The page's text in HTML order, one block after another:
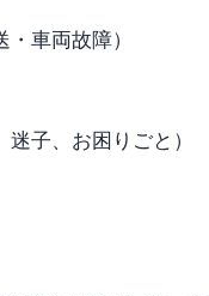
車両故障）
迷子、お困りごと）